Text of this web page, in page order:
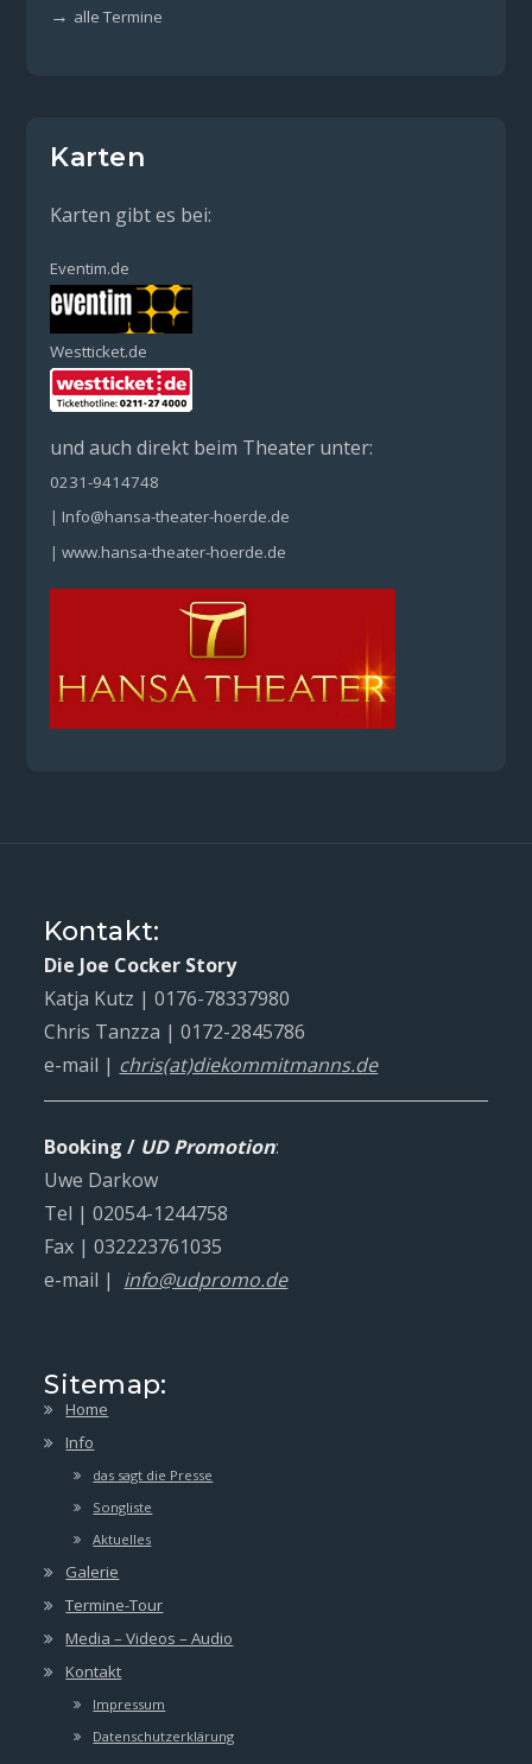
→ alle Termine
Karten
Karten gibt es bei:
Eventim.de
Westticket.de
und auch direkt beim Theater unter:
0231-9414748
| Info@hansa-theater-hoerde.de
|www.hansa-theater-hoerde.de
Kontakt:
Die Joe Cocker Story
Katja Kutz | 0176-78337980
Chris Tanzza | 0172-2845786
e-mail | chris(at)diekommitmanns.de
Booking / UD Promotion:
Uwe Darkow
Tel | 02054-1244758
Fax | 032223761035
e-mail | info@udpromo.de
Sitemap:
Home
Info
das sagt die Presse
Songliste
Aktuelles
Galerie
Termine-Tour
Media – Videos – Audio
Kontakt
Impressum
Datenschutzerklärung